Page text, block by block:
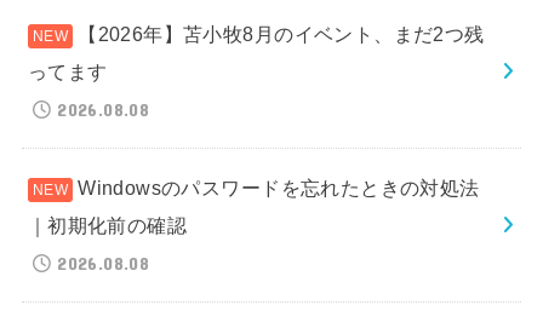
【2026年】苫小牧8月のイベント、まだ2つ残
ってます
2026.08.08
Windowsのパスワードを忘れたときの対処法
｜初期化前の確認
2026.08.08